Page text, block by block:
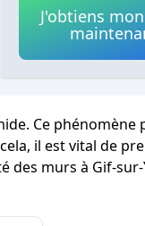
J'obtiens
Ce phénomène
il est vital de
des murs à Gif-